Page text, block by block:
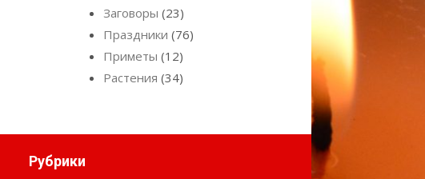
Заговоры (23)
Праздники (76)
Приметы (12)
Растения (34)
Рубрики